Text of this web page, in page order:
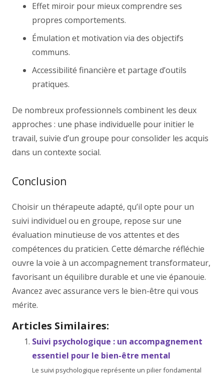
Effet miroir pour mieux comprendre ses
propres comportements.
Émulation et motivation via des objectifs
communs.
Accessibilité financière et partage d’outils
pratiques.
De nombreux professionnels combinent les deux
approches : une phase individuelle pour initier le
travail, suivie d’un groupe pour consolider les acquis
dans un contexte social.
Conclusion
Choisir un thérapeute adapté, qu’il opte pour un
suivi individuel ou en groupe, repose sur une
évaluation minutieuse de vos attentes et des
compétences du praticien. Cette démarche réfléchie
ouvre la voie à un accompagnement transformateur,
favorisant un équilibre durable et une vie épanouie.
Avancez avec assurance vers le bien-être qui vous
mérite.
Articles Similaires:
Suivi psychologique : un accompagnement
essentiel pour le bien-être mental
Le suivi psychologique représente un pilier fondamental